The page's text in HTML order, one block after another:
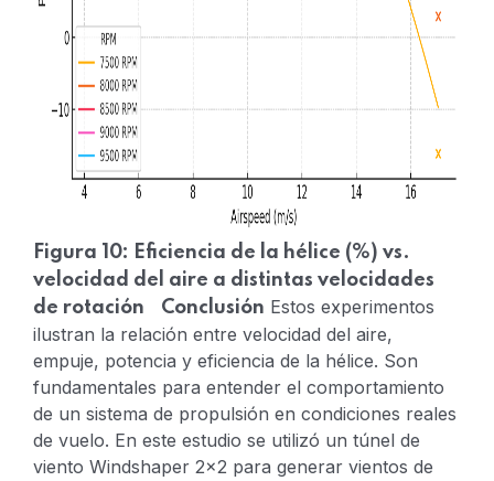
Figura 10: Eficiencia de la hélice (%) vs.
velocidad del aire a distintas velocidades
de rotación
Conclusión Estos experimentos
ilustran la relación entre velocidad del aire,
empuje, potencia y eficiencia de la hélice. Son
fundamentales para entender el comportamiento
de un sistema de propulsión en condiciones reales
de vuelo. En este estudio se utilizó un túnel de
viento Windshaper 2x2 para generar vientos de